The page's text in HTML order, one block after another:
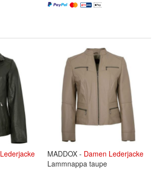
Lederjacke
MADDOX - Damen Lederjacke
Lammnappa taupe